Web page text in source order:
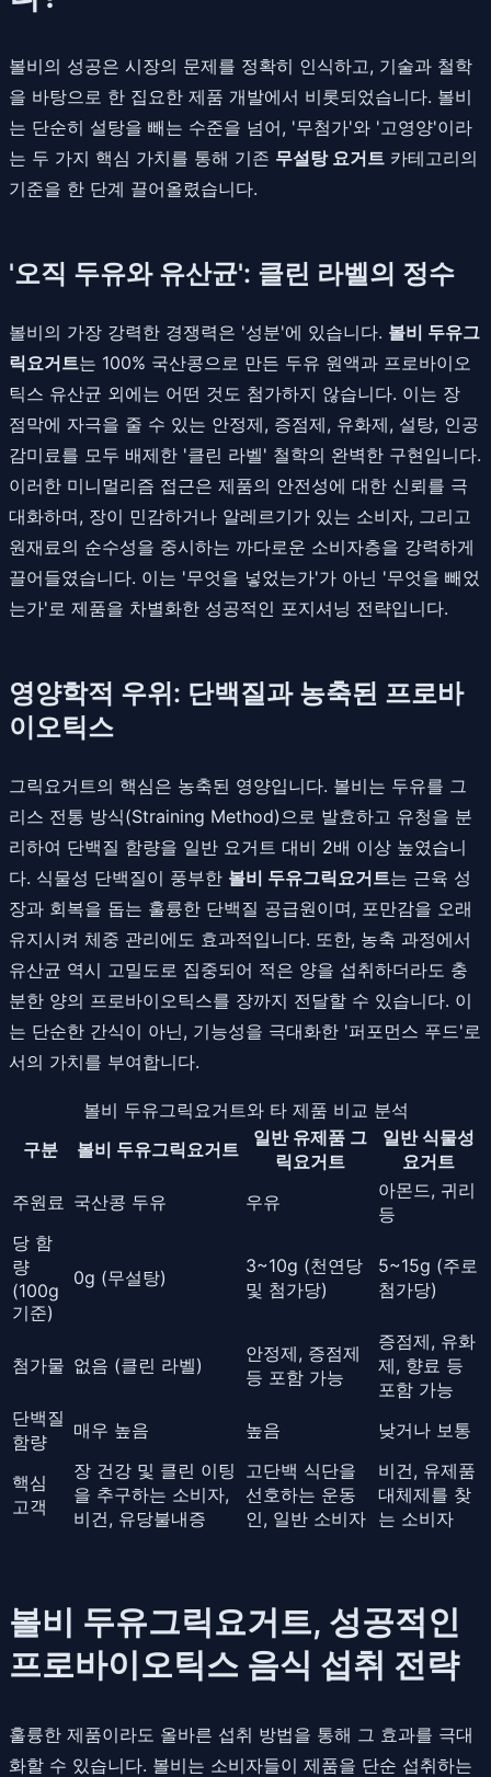
볼비의 성공은 시장의 문제를 정확히 인식하고, 기술과 철학
을 바탕으로 한 집요한 제품 개발에서 비롯되었습니다. 볼비
는 단순히 설탕을 빼는 수준을 넘어, '무첨가'와 '고영양'이라
는 두 가지 핵심 가치를 통해 기존 무설탕 요거트 카테고리의
기준을 한 단계 끌어올렸습니다.
'오직 두유와 유산균': 클린 라벨의 정수
볼비의 가장 강력한 경쟁력은 '성분'에 있습니다. 볼비 두유그
릭요거트는 100% 국산콩으로 만든 두유 원액과 프로바이오
틱스 유산균 외에는 어떤 것도 첨가하지 않습니다. 이는 장
점막에 자극을 줄 수 있는 안정제, 증점제, 유화제, 설탕, 인공
감미료를 모두 배제한 '클린 라벨' 철학의 완벽한 구현입니다.
이러한 미니멀리즘 접근은 제품의 안전성에 대한 신뢰를 극
대화하며, 장이 민감하거나 알레르기가 있는 소비자, 그리고
원재료의 순수성을 중시하는 까다로운 소비자층을 강력하게
끌어들였습니다. 이는 '무엇을 넣었는가'가 아닌 '무엇을 빼었
는가'로 제품을 차별화한 성공적인 포지셔닝 전략입니다.
영양학적 우위: 단백질과 농축된 프로바
이오틱스
그릭요거트의 핵심은 농축된 영양입니다. 볼비는 두유를 그
리스 전통 방식(Straining Method)으로 발효하고 유청을 분
리하여 단백질 함량을 일반 요거트 대비 2배 이상 높였습니
다. 식물성 단백질이 풍부한 볼비 두유그릭요거트는 근육 성
장과 회복을 돕는 훌륭한 단백질 공급원이며, 포만감을 오래
유지시켜 체중 관리에도 효과적입니다. 또한, 농축 과정에서
유산균 역시 고밀도로 집중되어 적은 양을 섭취하더라도 충
분한 양의 프로바이오틱스를 장까지 전달할 수 있습니다. 이
는 단순한 간식이 아닌, 기능성을 극대화한 '퍼포먼스 푸드'로
서의 가치를 부여합니다.
볼비 두유그릭요거트와 타 제품 비교 분석
구분
볼비 두유그릭요거트
일반 유제품 그
릭요거트
일반 식물성
요거트
주원료 국산콩 두유 우유
아몬드, 귀리
등
당 함
량
(100g
기준)
0g (무설탕)
3~10g (천연당
및 첨가당)
5~15g (주로
첨가당)
첨가물 없음 (클린 라벨)
안정제, 증점제
등 포함 가능
증점제, 유화
제, 향료 등
포함 가능
단백질
함량
매우 높음 높음 낮거나 보통
핵심
고객
장 건강 및 클린 이팅
을 추구하는 소비자,
비건, 유당불내증
고단백 식단을
선호하는 운동
인, 일반 소비자
비건, 유제품
대체제를 찾
는 소비자
볼비 두유그릭요거트, 성공적인
프로바이오틱스 음식 섭취 전략
훌륭한 제품이라도 올바른 섭취 방법을 통해 그 효과를 극대
화할 수 있습니다. 볼비는 소비자들이 제품을 단순 섭취하는